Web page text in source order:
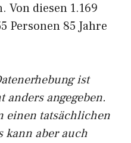
Von diesen 1.169
Personen 85 Jahre
ist
anders angegeben.
einen tatsächlichen
kann aber auch